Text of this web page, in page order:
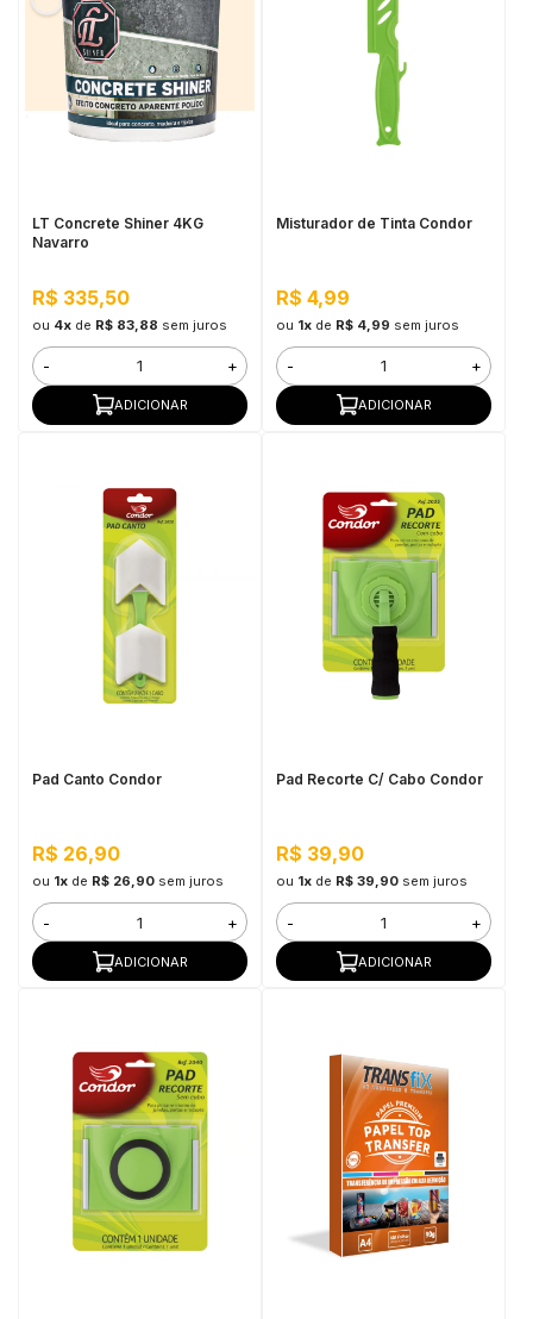
LT Concrete Shiner 4KG
Navarro
R$ 335,50
ou 4xde R$ 83,88 sem juros
- +
ADICIONAR
Misturador de Tinta Condor
R$ 4,99
ou 1xde R$ 4,99 sem juros
- +
ADICIONAR
Pad Canto Condor
R$ 26,90
ou 1xde R$ 26,90 sem juros
- +
ADICIONAR
Pad Recorte C/ Cabo Condor
R$ 39,90
ou 1xde R$ 39,90 sem juros
- +
ADICIONAR